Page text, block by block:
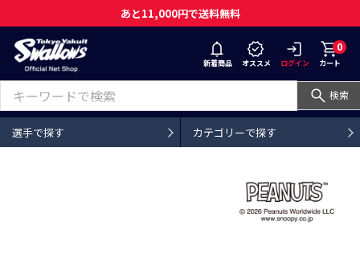
あと11,000円で送料無料
新着商品 オススメ ログイン
0
カート
検索
選手で探す カテゴリーで探す